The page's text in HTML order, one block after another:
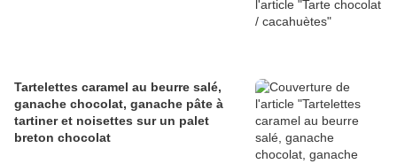
Tartelettes caramel au beurre salé,
ganache chocolat, ganache pâte à
tartiner et noisettes sur un palet
breton chocolat